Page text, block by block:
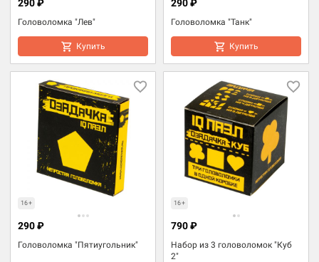
Головоломка "Лев"
290 ₽
Купить
Головоломка "Танк"
290 ₽
Купить
16+
Головоломка "Пятиугольник"
290 ₽
16+
Набор из 3 головоломок "Куб
2"
790 ₽